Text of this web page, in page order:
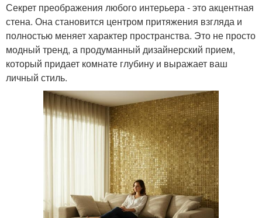
Секрет преображения любого интерьера - это акцентная
стена. Она становится центром притяжения взгляда и
полностью меняет характер пространства. Это не просто
модный тренд, а продуманный дизайнерский прием,
который придает комнате глубину и выражает ваш
личный стиль.